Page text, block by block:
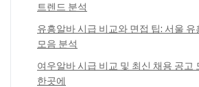
트렌드 분석
유흥알바 시급 비교와 면접 팁: 서울
모음 분석
여우알바 시급 비교 및 최신 채용 공고
한곳에